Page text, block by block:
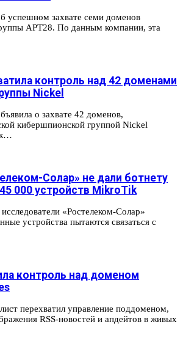
успешном захвате семи доменов
APT28. По данным компании, эта
контроль над 42 доменами
Nickel
о захвате 42 доменов,
кибершпионской группой Nickel
Солар» не дали ботнету
000 устройств MikroTik
«Ростелеком-Солар»
устройства пытаются связаться с
контроль над доменом
перехватил управление поддоменом,
RSS-новостей и апдейтов в живых